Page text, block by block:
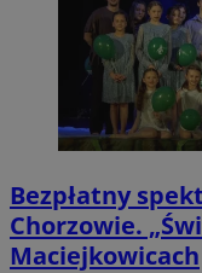
Bezpłatny
Chorzowie.
Maciejkowicach